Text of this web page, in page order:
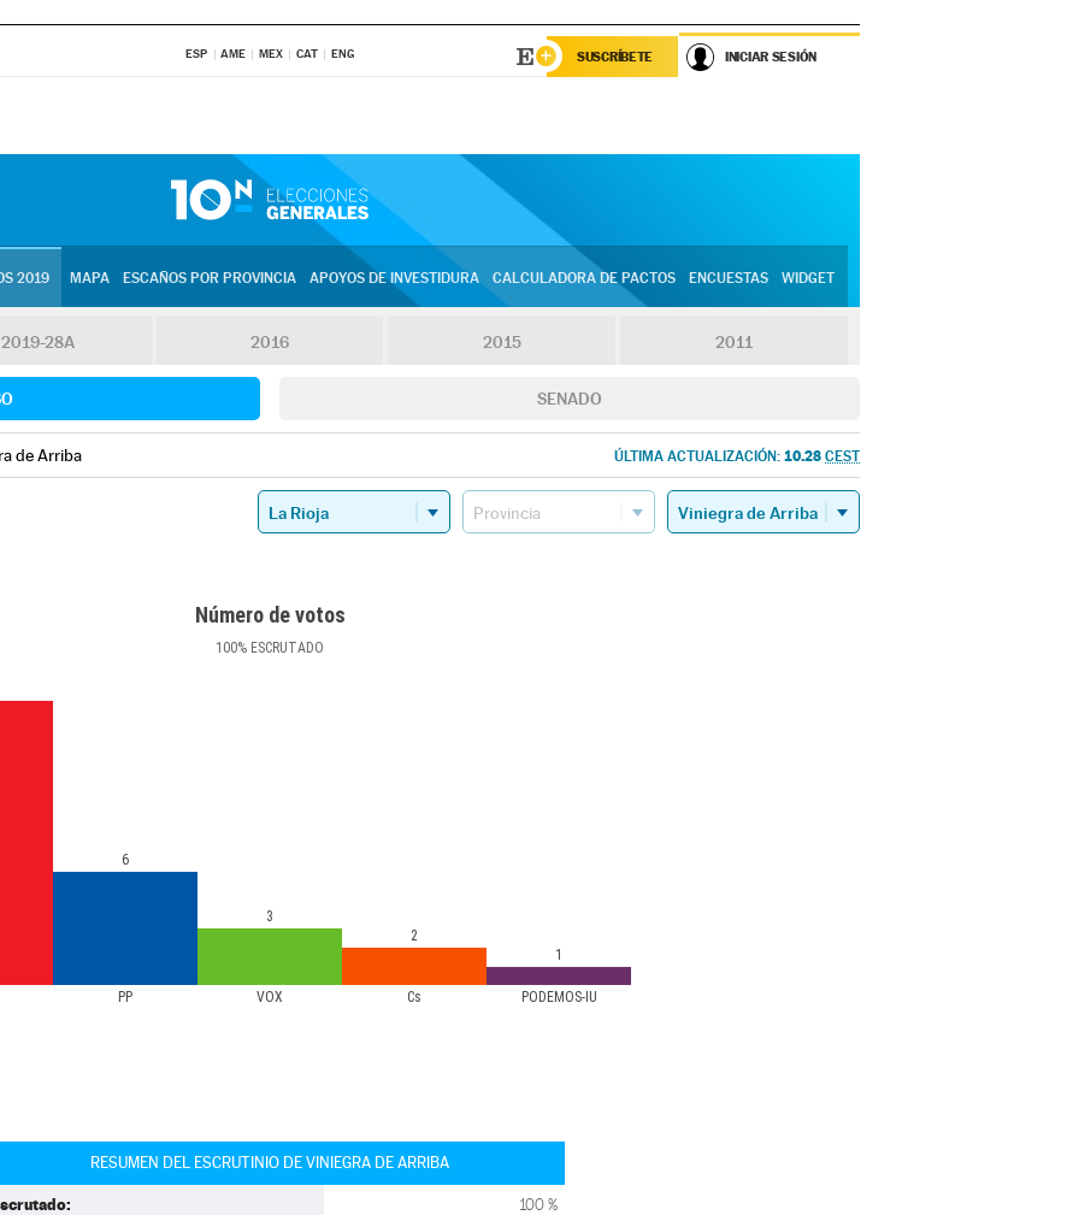
ESP AME MEX CAT ENG SUSCRÍBETE INICIAR SESIÓN
2019 MAPA ESCAÑOS POR PROVINCIA APOYOS DE INVESTIDURA CALCULADORA DE PACTOS ENCUESTAS WIDGET
2019-28A 2016 2015 2011
SENADO
de Arriba ÚLTIMA ACTUALIZACIÓN: 10.28 CEST
Número de votos
100% ESCRUTADO
PP VOX Cs PODEMOS-IU
6
3
2
1
RESUMEN DEL ESCRUTINIO DE VINIEGRA DE ARRIBA
100 %